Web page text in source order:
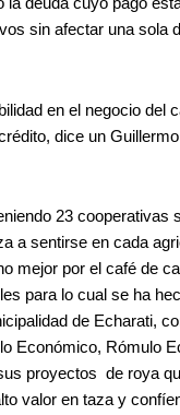
la deuda cuyo pago
sin afectar una sola
en el negocio del
dice un
23 cooperativas
a sentirse en cada
mejor por el café de
para lo cual se ha
de Echarati,
Económico, Rómulo
proyectos de roya
valor en taza y